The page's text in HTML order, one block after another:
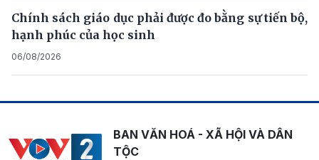
Chính sách giáo dục phải được đo bằng sự tiến bộ,
hạnh phúc của học sinh
06/08/2026
BAN VĂN HOÁ - XÃ HỘI VÀ DÂN
TỘC